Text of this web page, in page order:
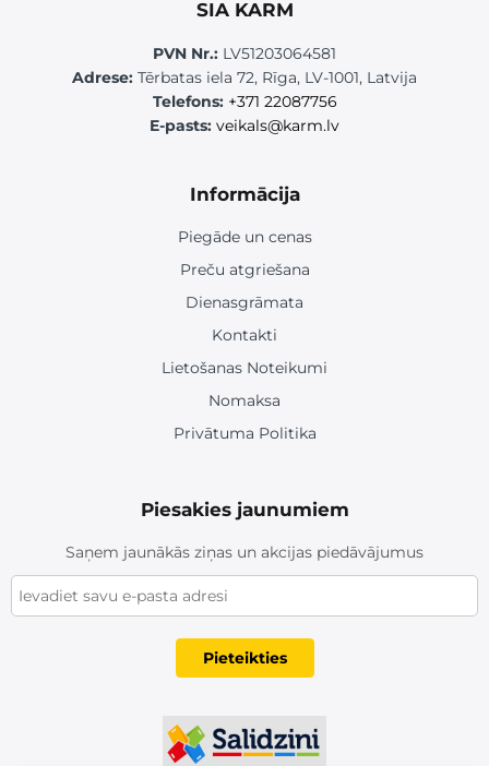
SIA KARM
PVN Nr.: LV51203064581
Adrese: Tērbatas iela 72, Rīga, LV-1001, Latvija
Telefons: +371 22087756
E-pasts: veikals@karm.lv
Informācija
Piegāde un cenas
Preču atgriešana
Dienasgrāmata
Kontakti
Lietošanas Noteikumi
Nomaksa
Privātuma Politika
Piesakies jaunumiem
Saņem jaunākās ziņas un akcijas piedāvājumus
Pieteikties